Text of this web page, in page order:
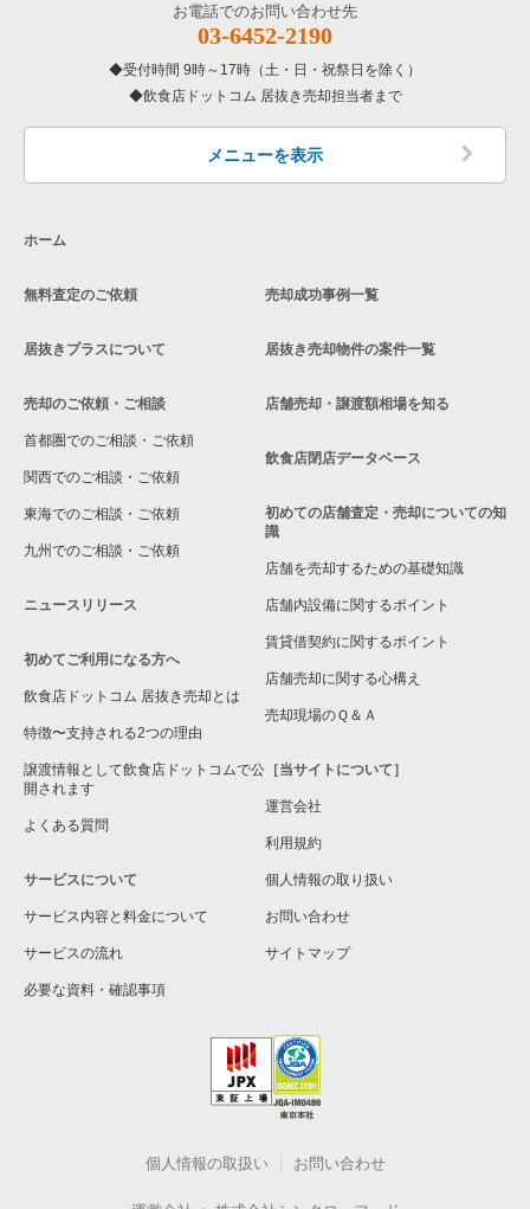
お電話でのお問い合わせ先
03-6452-2190
受付時間 9時～17時（土・日・祝祭日を除く）
飲食店ドットコム 居抜き売却担当者まで
メニューを表示
ホーム
無料査定のご依頼
居抜きプラスについて
売却のご依頼・ご相談
首都圏でのご相談・ご依頼
関西でのご相談・ご依頼
東海でのご相談・ご依頼
九州でのご相談・ご依頼
ニュースリリース
初めてご利用になる方へ
飲食店ドットコム 居抜き売却とは
特徴〜支持される2つの理由
譲渡情報として飲食店ドットコムで公
開されます
よくある質問
サービスについて
サービス内容と料金について
サービスの流れ
必要な資料・確認事項
売却成功事例一覧
居抜き売却物件の案件一覧
店舗売却・譲渡額相場を知る
飲食店閉店データベース
初めての店舗査定・売却についての知
識
店舗を売却するための基礎知識
店舗内設備に関するポイント
賃貸借契約に関するポイント
店舗売却に関する心構え
売却現場のＱ＆Ａ
［当サイトについて］
運営会社
利用規約
個人情報の取り扱い
お問い合わせ
サイトマップ
個人情報の取扱い お問い合わせ